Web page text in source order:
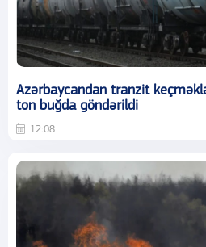
Azərbaycandan tranzit
ton buğda göndərildi
12:08